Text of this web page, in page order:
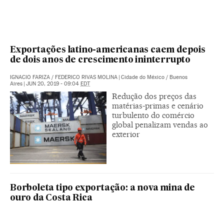
Exportações latino-americanas caem depois
de dois anos de crescimento ininterrupto
IGNACIO FARIZA / FEDERICO RIVAS MOLINA | Cidade do México / Buenos
Aires | JUN 20, 2019 - 09:04 EDT
Redução dos preços das
matérias-primas e cenário
turbulento do comércio
global penalizam vendas ao
exterior
Borboleta tipo exportação: a nova mina de
ouro da Costa Rica